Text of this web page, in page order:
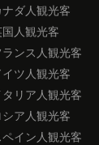
ダ人観光客
人観光客
ンス人観光客
ツ人観光客
リア人観光客
ア人観光客
イン人観光客